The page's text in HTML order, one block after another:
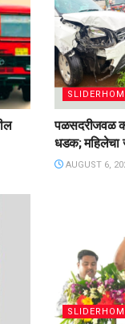
पळसदरीजवळ
धडक; महिलेचा
AUGUST 6,